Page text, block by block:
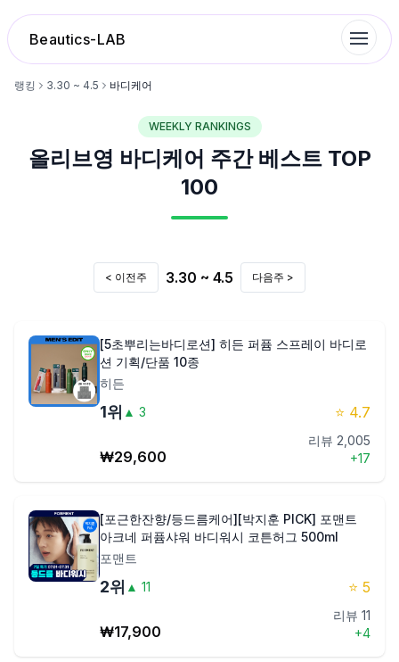
Beautics-LAB
찜 목록
루틴탐색
랭킹 3.30 ~ 4.5 바디케어
WEEKLY RANKINGS
올리브영 바디케어 주간 베스트 TOP
100
< 이전주 3.30 ~ 4.5 다음주 >
[5초뿌리는바디로션] 히든 퍼퓸 스프레이 바디로
션 기획/단품 10종
히든
1위 ▲ 3 ⭐ 4.7
₩29,600
리뷰 2,005
+17
[포근한잔향/등드름케어][박지훈 PICK] 포맨트
아크네 퍼퓸샤워 바디워시 코튼허그 500ml
포맨트
2위 ▲ 11 ⭐ 5
₩17,900
리뷰 11
+4